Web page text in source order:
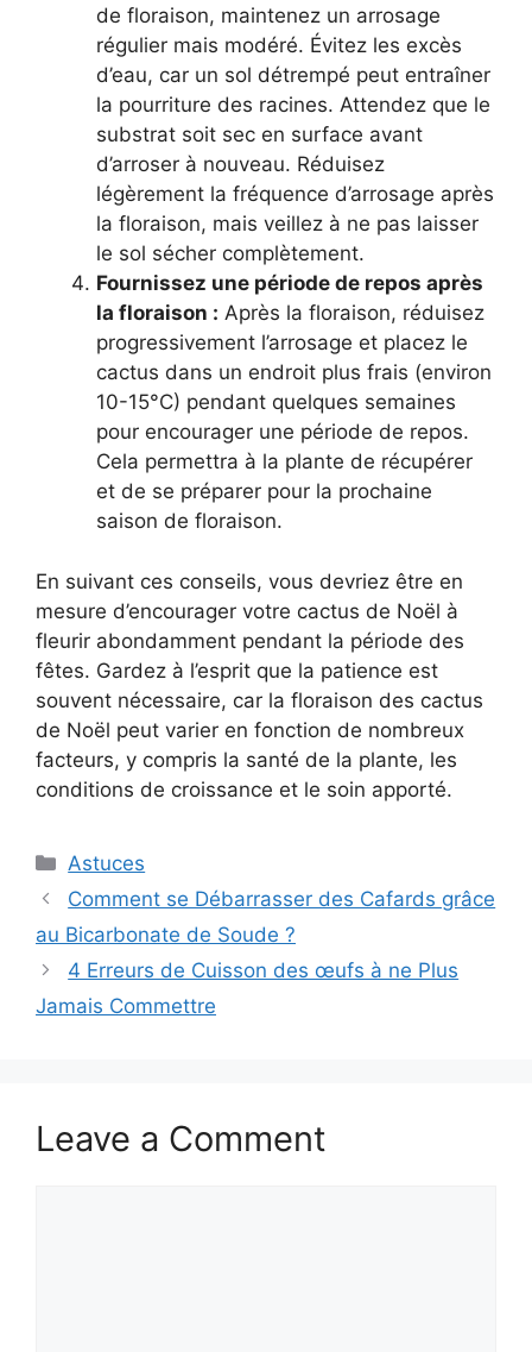
de floraison, maintenez un arrosage
régulier mais modéré. Évitez les excès
d’eau, car un sol détrempé peut entraîner
la pourriture des racines. Attendez que le
substrat soit sec en surface avant
d’arroser à nouveau. Réduisez
légèrement la fréquence d’arrosage après
la floraison, mais veillez à ne pas laisser
le sol sécher complètement.
Fournissez une période de repos après
la floraison : Après la floraison, réduisez
progressivement l’arrosage et placez le
cactus dans un endroit plus frais (environ
10-15°C) pendant quelques semaines
pour encourager une période de repos.
Cela permettra à la plante de récupérer
et de se préparer pour la prochaine
saison de floraison.
En suivant ces conseils, vous devriez être en
mesure d’encourager votre cactus de Noël à
fleurir abondamment pendant la période des
fêtes. Gardez à l’esprit que la patience est
souvent nécessaire, car la floraison des cactus
de Noël peut varier en fonction de nombreux
facteurs, y compris la santé de la plante, les
conditions de croissance et le soin apporté.
Categories
Astuces
Comment se Débarrasser des Cafards grâce
au Bicarbonate de Soude ?
4 Erreurs de Cuisson des œufs à ne Plus
Jamais Commettre
Leave a Comment